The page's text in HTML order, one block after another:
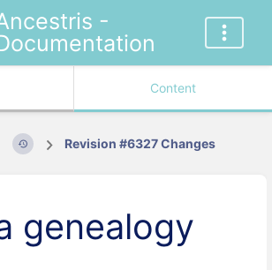
-
Content
Revision #6327 Changes
genealogy